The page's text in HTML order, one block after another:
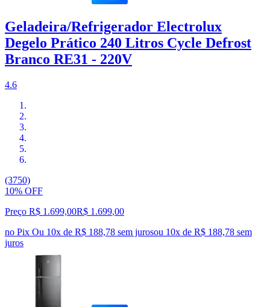
Geladeira/Refrigerador Electrolux
Degelo Prático 240 Litros Cycle Defrost
Branco RE31 - 220V
4.6
(3750)
10% OFF
Preço R$ 1.699,00R$ 1.699,00
no Pix Ou 10x de R$ 188,78 sem jurosou 10x de R$ 188,78 sem
juros